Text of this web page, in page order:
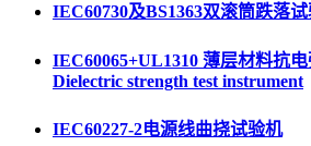
IEC60730及BS1363双滚筒跌落
IEC60065+UL1310 薄层材料抗
Dielectric strength test instrument
IEC60227-2电源线曲挠试验机